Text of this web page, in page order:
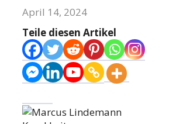
April 14, 2024
Teile diesen Artikel